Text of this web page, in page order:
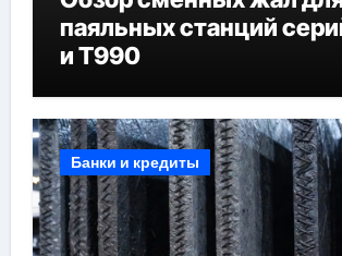
паяльных станций
и T990
Банки и кредиты